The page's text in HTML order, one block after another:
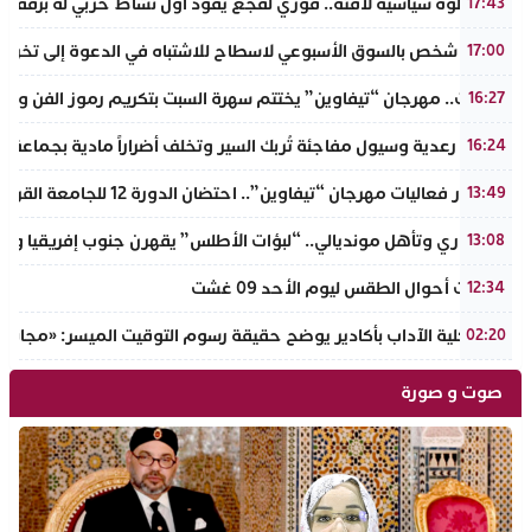
17:00
توقيف شخص بالسوق الأسبوعي لاسطاح للاشتباه في الدعوة إلى
16:27
تافراوت.. مهرجان “تيفاوين” يختتم سهرة السبت بتكريم رموز الفن
16:24
عاصفة رعدية وسيول مفاجئة تُربك السير وتخلف أضراراً مادية بجماعة
13:49
في إطار فعاليات مهرجان “تيفاوين”.. احتضان الدورة 12 للجامعة القروية “محمد خير الدين” بفضاء أزرو واضوم بأملن
13:08
​إنجاز قاري وتأهل مونديالي.. “لبؤات الأطلس” يقهرن جنوب إفريقيا
12:34
توقعات أحوال الطقس ليوم الأحد 09 غشت
02:20
عميد كلية الآداب بأكادير يوضح حقيقة رسوم التوقيت الميسر:
صوت و صورة